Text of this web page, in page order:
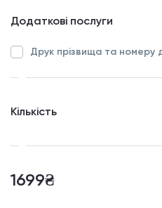
Додаткові послуги
Друк прізвища та номеру
Кількість
1699₴